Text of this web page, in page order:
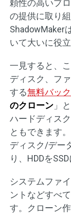
頼性の高いプ
の提供に取り
ShadowMaker
いて大いに役立
一見すると、
ディスク、フ
する無料バッ
のクローン 」
ハードディス
ともできます
ディスク/デー
り、HDDを
システムファ
ントなどすべ
す。クローン